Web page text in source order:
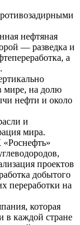
нефтяная
— разведка и
а
мире, на долю
нефти и около
и
мира.
проектов
добытого
переработки на
которая
в каждой стране